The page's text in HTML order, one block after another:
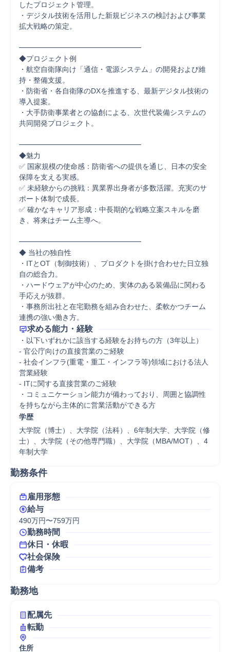
したプロジェクト管理。
・デジタル技術を活用した新規ビジネスの検討および事業
拡大戦略の策定。
━━━━━━━━━━━━━━━━━
◆プロジェクト例
・航空自衛隊向け「通信・電源システム」の開発および維
持・整備支援。
・防衛省・各自衛隊のDXを推進する、最新デジタル技術の
導入提案。
・大手防衛事業者との協創による、次世代装備システムの
共同開発プロジェクト。
━━━━━━━━━━━━━━━━━
◆魅力
✅ 国家規模の使命感：防衛省への提供を通じ、日本の安全
保障を支える実感。
✅ 未経験からの挑戦：異業界出身者が多数活躍。充実のサ
ポート体制で成長。
✅ 確かなキャリア形成：中長期的な戦略立案スキルを磨
き、将来はチーム主導へ。
━━━━━━━━━━━━━━━━━
◆ 当社の独自性
・ITとOT（制御技術）、プロダクトを掛け合わせた日立独
自の総合力。
・ハードウェアが中心のため、実体のある装備品に関わる
手応えが抜群。
・事務所出社と在宅勤務を組み合わせた、柔軟かつチーム
連携の強い働き方。
求める能力・経験
・以下いずれかに該当する経験をお持ちの方（3年以上）
- 官公庁向けの直接営業のご経験
- 社会インフラ(重電・重工・インフラ等)領域における法人
営業経験
- ITに関する直接営業のご経験
・コミュニケーション能力が備わっており、周囲と協調性
を持ちながら主体的に営業活動ができる方
学歴
大学院（博士）、大学院（法科）、6年制大学、大学院（修
士）、大学院（その他専門職）、大学院（MBA/MOT）、4
年制大学
勤務条件
雇用形態
給与
490万円〜759万円
勤務時間
休日・休暇
社会保険
備考
勤務地
配属先
転勤
住所